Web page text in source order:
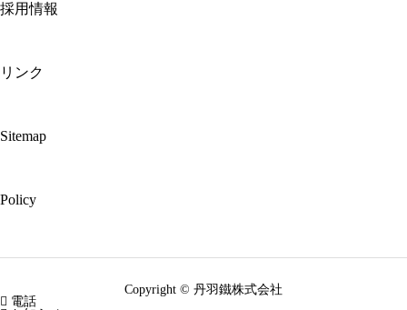
採用情報
リンク
Sitemap
Policy
Copyright © 丹羽鐵株式会社
 電話